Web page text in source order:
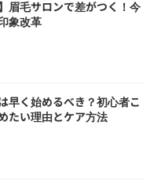
眉毛サロンで差がつく！今
象改革
早く始めるべき？初心者こ
たい理由とケア方法